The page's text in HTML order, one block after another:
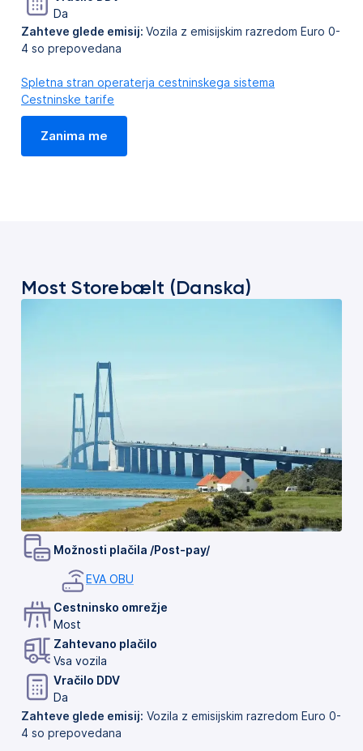
Da
Zahteve glede emisij: Vozila z emisijskim razredom Euro 0-
4 so prepovedana
Spletna stran operaterja cestninskega sistema
Cestninske tarife
Zanima me
Most Storebælt (Danska)
Možnosti plačila /Post-pay/
EVA OBU
Cestninsko omrežje
Most
Zahtevano plačilo
Vsa vozila
Vračilo DDV
Da
Zahteve glede emisij: Vozila z emisijskim razredom Euro 0-
4 so prepovedana